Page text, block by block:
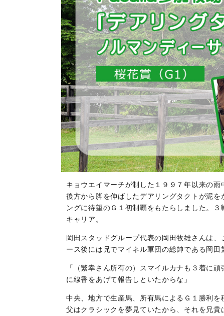
キョウエイマーチが制した１９９７年以来の雨
後方から脚を伸ばしたデアリングタクトが泥
ングに待望のＧ１初制覇をもたらしました。
キャリア。
岡田スタッドグループ代表の岡田牧雄さんは
ース後には兄でマイネル軍団の総帥である岡田
「（繁幸さん所有の）スマイルカナも３着に
に線香をあげて報告しといたからな」
中央、地方で生産馬、所有馬によるＧ１勝利
父はクラシックを夢見ていたから、それを兄